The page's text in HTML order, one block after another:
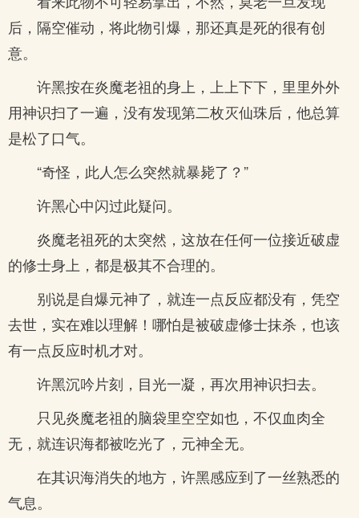
后，隔空催动，将此物引爆，那还真是死的很有创
意。
许黑按在炎魔老祖的身上，上上下下，里里外外
用神识扫了一遍，没有发现第二枚灭仙珠后，他总算
是松了口气。
“奇怪，此人怎么突然就暴毙了？”
许黑心中闪过此疑问。
炎魔老祖死的太突然，这放在任何一位接近破虚
的修士身上，都是极其不合理的。
别说是自爆元神了，就连一点反应都没有，凭空
去世，实在难以理解！哪怕是被破虚修士抹杀，也该
有一点反应时机才对。
许黑沉吟片刻，目光一凝，再次用神识扫去。
只见炎魔老祖的脑袋里空空如也，不仅血肉全
无，就连识海都被吃光了，元神全无。
在其识海消失的地方，许黑感应到了一丝熟悉的
气息。